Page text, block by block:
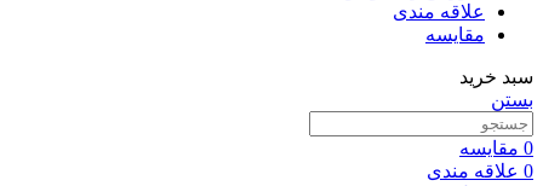
علاقه مندی
مقایسه
سبد خرید
بستن
0 مقایسه
0 علاقه مندی